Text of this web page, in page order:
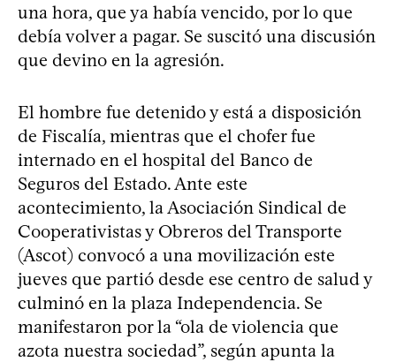
una hora, que ya había vencido, por lo que
debía volver a pagar. Se suscitó una discusión
que devino en la agresión.
El hombre fue detenido y está a disposición
de Fiscalía, mientras que el chofer fue
internado en el hospital del Banco de
Seguros del Estado. Ante este
acontecimiento, la Asociación Sindical de
Cooperativistas y Obreros del Transporte
(Ascot) convocó a una movilización este
jueves que partió desde ese centro de salud y
culminó en la plaza Independencia. Se
manifestaron por la “ola de violencia que
azota nuestra sociedad”, según apunta la